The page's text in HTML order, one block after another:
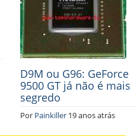
D9M ou G96: GeForce
9500 GT já não é mais
segredo
Por Painkiller 19 anos atrás